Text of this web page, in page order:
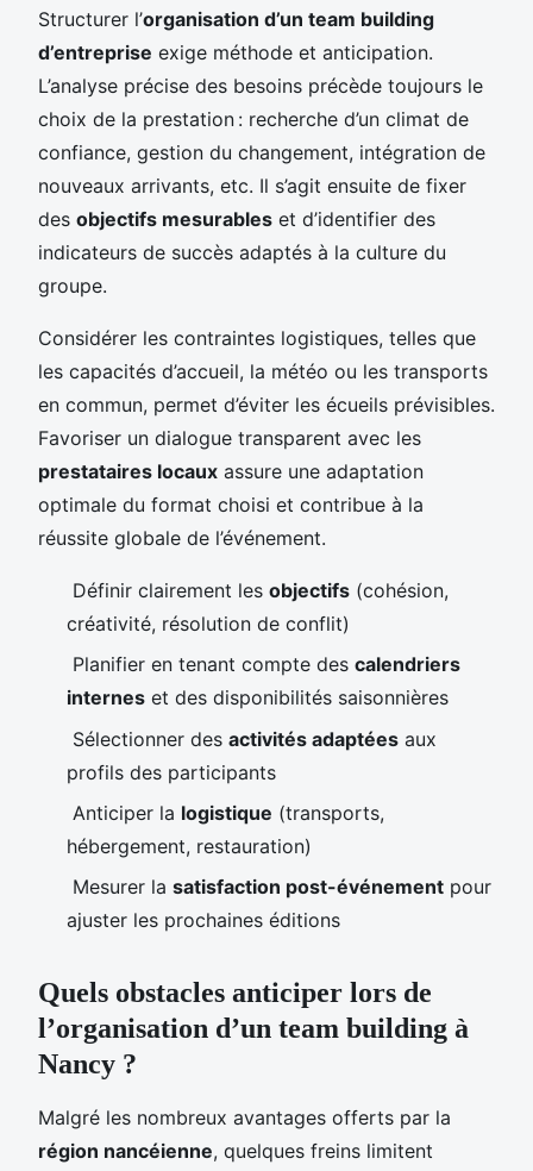
Structurer l’organisation d’un team building
d’entreprise exige méthode et anticipation.
L’analyse précise des besoins précède toujours le
choix de la prestation : recherche d’un climat de
confiance, gestion du changement, intégration de
nouveaux arrivants, etc. Il s’agit ensuite de fixer
des objectifs mesurables et d’identifier des
indicateurs de succès adaptés à la culture du
groupe.
Considérer les contraintes logistiques, telles que
les capacités d’accueil, la météo ou les transports
en commun, permet d’éviter les écueils prévisibles.
Favoriser un dialogue transparent avec les
prestataires locaux assure une adaptation
optimale du format choisi et contribue à la
réussite globale de l’événement.
Définir clairement les objectifs (cohésion,
créativité, résolution de conflit)
Planifier en tenant compte des calendriers
internes et des disponibilités saisonnières
Sélectionner des activités adaptées aux
profils des participants
Anticiper la logistique (transports,
hébergement, restauration)
Mesurer la satisfaction post-événement pour
ajuster les prochaines éditions
Quels obstacles anticiper lors de
l’organisation d’un team building à
Nancy ?
Malgré les nombreux avantages offerts par la
région nancéienne, quelques freins limitent